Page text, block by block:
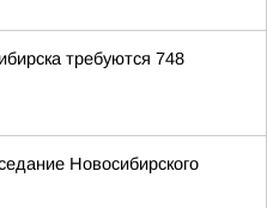
требуются 748
Новосибирского